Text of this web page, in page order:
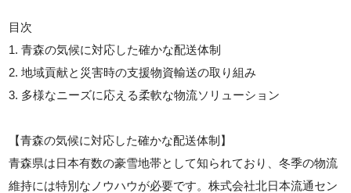
目次
1. 青森の気候に対応した確かな配送体制
2. 地域貢献と災害時の支援物資輸送の取り組み
3. 多様なニーズに応える柔軟な物流ソリューション
【青森の気候に対応した確かな配送体制】
青森県は日本有数の豪雪地帯として知られており、冬季の物流
維持には特別なノウハウが必要です。株式会社北日本流通セン